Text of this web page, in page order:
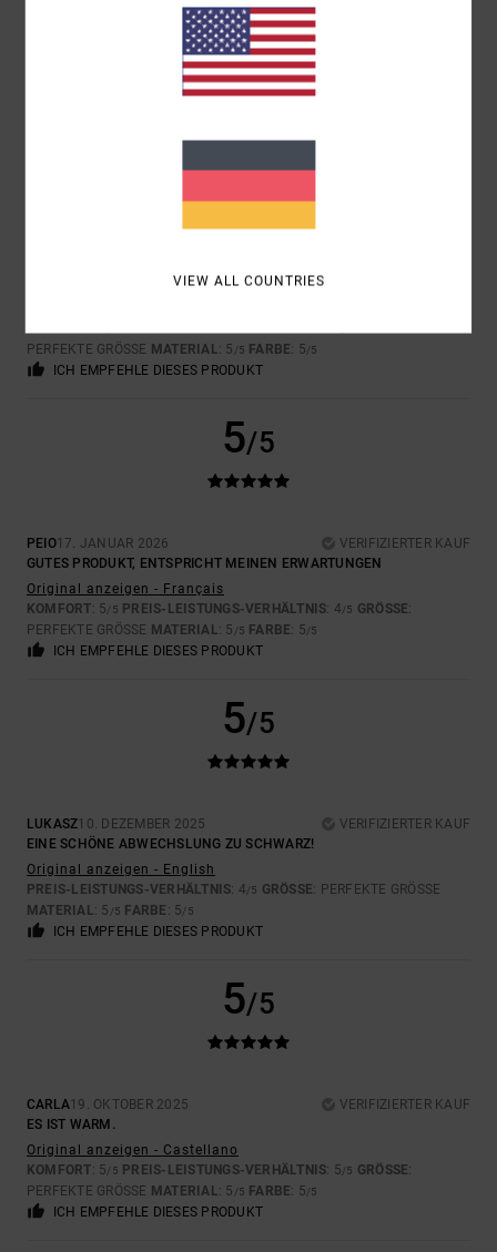
BIN ZUFRIEDEN MIT DEM PRODUKT
PREIS-LEISTUNGS-VERHÄLTNIS
MATERIAL: 4/5 FARBE: 4/5
5
18. MÄRZ 2026
PERFEKTE GRÖSSE MATERIAL: 5 /5 FARBE: 5/5
ICH EMPFEHLE DIESES PRODUKT
5/5
PEIO17. JANUAR 2026
VERIFIZIERTER KAUF
GUTES PRODUKT, ENTSPRICHT MEINEN ERWARTUNGEN
Original anzeigen - Français
KOMFORT: 5/5 PREIS-LEISTUNGS-VERHÄLTNIS: 4/5 GRÖSSE :
PERFEKTE GRÖSSE MATERIAL: 5 /5 FARBE: 5/5
ICH EMPFEHLE DIESES PRODUKT
5/5
LUKASZ10. DEZEMBER 2025
VERIFIZIERTER KAUF
EINE SCHÖNE ABWECHSLUNG ZU SCHWARZ!
Original anzeigen - English
PREIS-LEISTUNGS-VERHÄLTNIS: 4/5 GRÖSSE : PERFEKTE GRÖSSE
MATERIAL: 5 /5 FARBE : 5/5
ICH EMPFEHLE DIESES PRODUKT
5/5
CARLA19. OKTOBER 2025
VERIFIZIERTER KAUF
ES IST WARM.
Original anzeigen - Castellano
KOMFORT: 5/5 PREIS-LEISTUNGS-VERHÄLTNIS: 5/5 GRÖSSE :
PERFEKTE GRÖSSE MATERIAL: 5 /5 FARBE: 5/5
ICH EMPFEHLE DIESES PRODUKT
VIEW ALL COUNTRIES